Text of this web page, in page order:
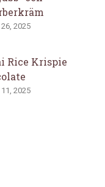
2025
Rice Krispie
2025